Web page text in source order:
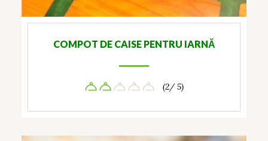
COMPOT DE CAISE PENTRU IARNĂ
(2/ 5)